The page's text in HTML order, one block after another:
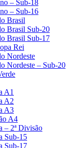
– Sub-18
– Sub-16
Brasil
Brasil Sub-20
Brasil Sub-17
Rei
Nordeste
Nordeste – Sub-20
A1
A2
A3
A4
– 2ª Divisão
Sub-15
Sub-17